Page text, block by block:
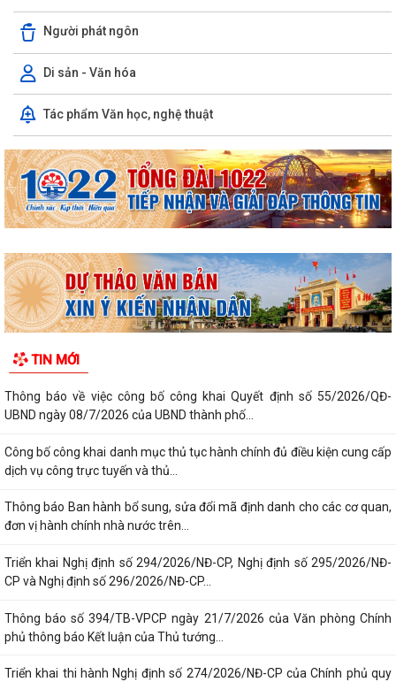
Người phát ngôn
Di sản - Văn hóa
Tác phẩm Văn học, nghệ thuật
TIN MỚI
Công khai Quyết định số 3084/QĐ-UBND ngày 04/8/2026 của UBND
thành phố
Thông báo Kết luận của Chủ tịch UBND phường Ái Quốc tại buổi tiếp
công dân định kỳ Tuần 1 tháng 8...
Thông báo về việc công bố công khai và cung cấp kết quả thống kê
diện tích đất đai năm 2025
Triển khai thực hiện quy định tại Nghị định số 50/2026/NĐ-CP ngày
31/01/2026 của Chính phủ theo...
Công văn 2843 về việc triển khai thực hiện Quyết định số 2843/QĐ-
Triển khai, thực hiện ý kiến chỉ đạo của Ban Thường vụ Thành ủy tại
Thông báo số 485-TB/TU, ngày...
địa chỉ thửa đất tại TDP Đồng...
Thông báo về việc công bố công khai Quyết định số 55/2026/QĐ-
UBND ngày 08/7/2026 của UBND thành phố...
Công bố công khai danh mục thủ tục hành chính đủ điều kiện cung cấp
dịch vụ công trực tuyến và thủ...
Thông báo Ban hành bổ sung, sửa đổi mã định danh cho các cơ quan,
đơn vị hành chính nhà nước trên...
Triển khai Nghị định số 294/2026/NĐ-CP, Nghị định số 295/2026/NĐ-
CP và Nghị định số 296/2026/NĐ-CP...
Thông báo số 394/TB-VPCP ngày 21/7/2026 của Văn phòng Chính
phủ thông báo Kết luận của Thủ tướng...
Triển khai thi hành Nghị định số 274/2026/NĐ-CP của Chính phủ quy